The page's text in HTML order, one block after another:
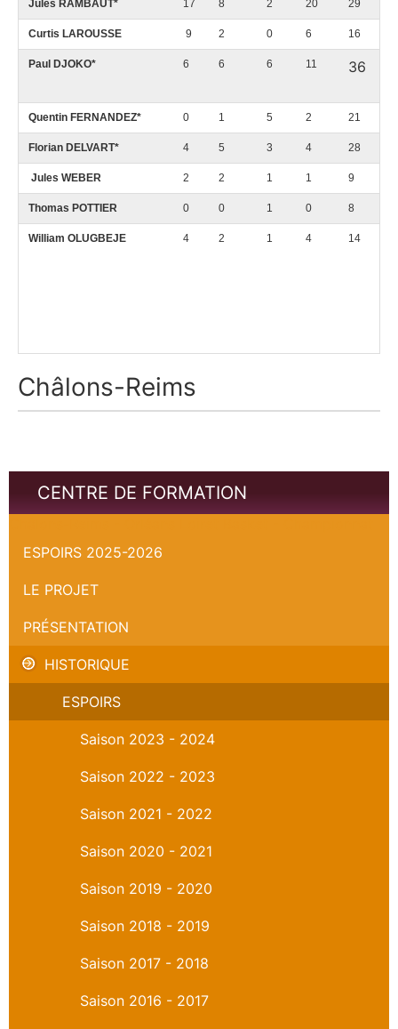
Jules RAMBAUT* 17 8 2 20 29
Curtis LAROUSSE 9 2 0 6 16
Paul DJOKO* 6 6 6 11 36
Quentin FERNANDEZ* 0 1 5 2 21
Florian DELVART* 4 5 3 4 28
Jules WEBER 2 2 1 1 9
Thomas POTTIER 0 0 1 0 8
William OLUGBEJE 4 2 1 4 14
Châlons-Reims
CENTRE DE FORMATION
ESPOIRS 2025-2026
LE PROJET
PRÉSENTATION
HISTORIQUE
ESPOIRS
Saison 2023 - 2024
Saison 2022 - 2023
Saison 2021 - 2022
Saison 2020 - 2021
Saison 2019 - 2020
Saison 2018 - 2019
Saison 2017 - 2018
Saison 2016 - 2017